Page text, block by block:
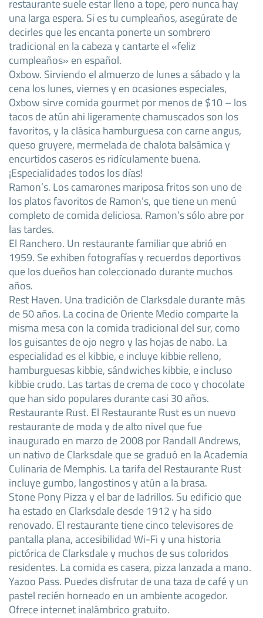
una larga espera. Si es tu cumpleaños, asegúrate de
decirles que les encanta ponerte un sombrero
tradicional en la cabeza y cantarte el «feliz
cumpleaños» en español.
Oxbow. Sirviendo el almuerzo de lunes a sábado y la
cena los lunes, viernes y en ocasiones especiales,
Oxbow sirve comida gourmet por menos de $10 – los
tacos de atún ahi ligeramente chamuscados son los
favoritos, y la clásica hamburguesa con carne angus,
queso gruyere, mermelada de chalota balsámica y
encurtidos caseros es ridículamente buena.
¡Especialidades todos los días!
Ramon’s. Los camarones mariposa fritos son uno de
los platos favoritos de Ramon’s, que tiene un menú
completo de comida deliciosa. Ramon’s sólo abre por
las tardes.
El Ranchero. Un restaurante familiar que abrió en
1959. Se exhiben fotografías y recuerdos deportivos
que los dueños han coleccionado durante muchos
años.
Rest Haven. Una tradición de Clarksdale durante más
de 50 años. La cocina de Oriente Medio comparte la
misma mesa con la comida tradicional del sur, como
los guisantes de ojo negro y las hojas de nabo. La
especialidad es el kibbie, e incluye kibbie relleno,
hamburguesas kibbie, sándwiches kibbie, e incluso
kibbie crudo. Las tartas de crema de coco y chocolate
que han sido populares durante casi 30 años.
Restaurante Rust. El Restaurante Rust es un nuevo
restaurante de moda y de alto nivel que fue
inaugurado en marzo de 2008 por Randall Andrews,
un nativo de Clarksdale que se graduó en la Academia
Culinaria de Memphis. La tarifa del Restaurante Rust
incluye gumbo, langostinos y atún a la brasa.
Stone Pony Pizza y el bar de ladrillos. Su edificio que
ha estado en Clarksdale desde 1912 y ha sido
renovado. El restaurante tiene cinco televisores de
pantalla plana, accesibilidad Wi-Fi y una historia
pictórica de Clarksdale y muchos de sus coloridos
residentes. La comida es casera, pizza lanzada a mano.
Yazoo Pass. Puedes disfrutar de una taza de café y un
pastel recién horneado en un ambiente acogedor.
Ofrece internet inalámbrico gratuito.